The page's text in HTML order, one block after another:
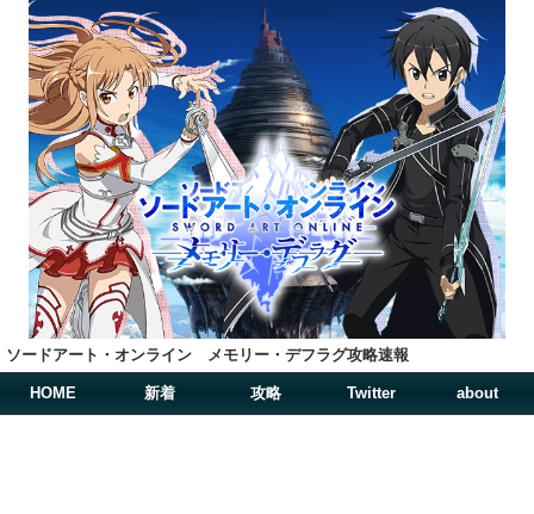
ソードアート・オンライン メモリー・デフラグ攻略速報
HOME 新着 攻略 Twitter about